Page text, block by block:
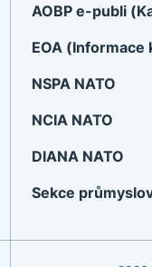
AOBP e-publi
EOA (Informace
NSPA NATO
NCIA NATO
DIANA NATO
Sekce